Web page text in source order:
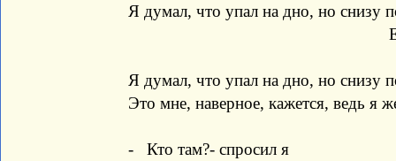
Я думал, что упал на дно, но снизу
Eжи
Я думал, что упал на дно, но снизу
Это мне, наверное, кажется, ведь я
- Кто там?- спросил я